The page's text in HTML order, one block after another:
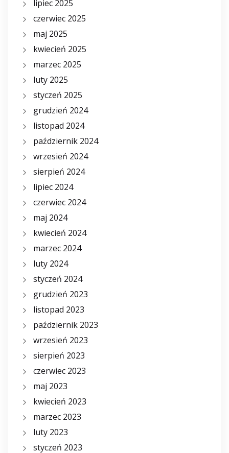
lipiec 2025
czerwiec 2025
maj 2025
kwiecień 2025
marzec 2025
luty 2025
styczeń 2025
grudzień 2024
listopad 2024
październik 2024
wrzesień 2024
sierpień 2024
lipiec 2024
czerwiec 2024
maj 2024
kwiecień 2024
marzec 2024
luty 2024
styczeń 2024
grudzień 2023
listopad 2023
październik 2023
wrzesień 2023
sierpień 2023
czerwiec 2023
maj 2023
kwiecień 2023
marzec 2023
luty 2023
styczeń 2023